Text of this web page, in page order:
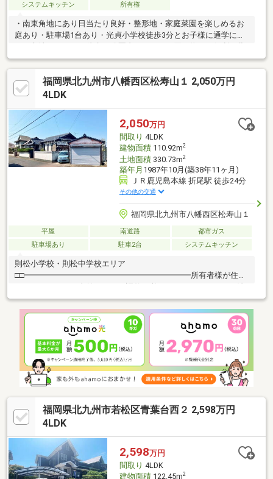
システムキッチン
所有権
・南東角地にあり日当たり良好・整形地・家庭菜園を楽しめるお
庭あり・駐車場1台あり・光貞小学校徒歩3分とお子様に通学に嬉
九州市営バス「光貞台」徒歩7分
□□━━━━━━━━━━━━━━━━━━━━━現在空室です。
日曜日・祝日の内覧も可能です。営業時間 10時～16時（休：水曜
日、第2、3火曜日） この時間帯はお電話でのお問い合わせがスム
気軽にお電話ください ＞＞＞0120-210-
393━━━━━━━━━━━━━━━━━━━━━━□□
福岡県北九州市八幡西区松寿山１ 2,050万円
4LDK
2,050万円
間取り 4LDK
建物面積110.92m2
土地面積330.73m2
築年月 1987年10月(築38年11ヶ月)
ＪＲ鹿児島本線 折尾駅 徒歩24分
その他の交通
福岡県北九州市八幡西区松寿山１
平屋 南道路
都市ガス
駐車場あり
駐車2台 システムキッチン
則松小学校・則松中学校エリア
□□━━━━━━━━━━━━━━━━━━━━━所有者様が住ん
望のお日にちで調整を致しますのでお早めにご連絡ください。営
業時間 10時～16時（休：水曜日、第2、3火曜日） この時間帯は
お電話でのお問い合わせがスムーズにご案内できます。お気軽に
お電話ください。
━━━━━━━━━━━━━━━━━━━━━━□□
福岡県北九州市若松区青葉台西２ 2,598万円
4LDK
2,598万円
間取り 4LDK
建物面積122.45m2